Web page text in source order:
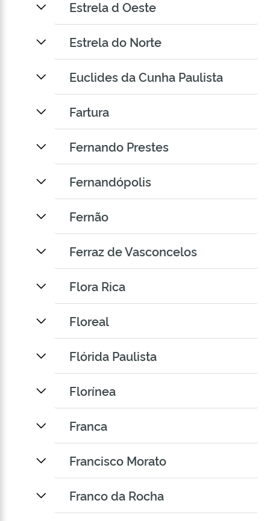
Estrela d Oeste
Estrela do Norte
Euclides da Cunha Paulista
Fartura
Fernando Prestes
Fernandópolis
Fernão
Ferraz de Vasconcelos
Flora Rica
Floreal
Flórida Paulista
Florínea
Franca
Francisco Morato
Franco da Rocha